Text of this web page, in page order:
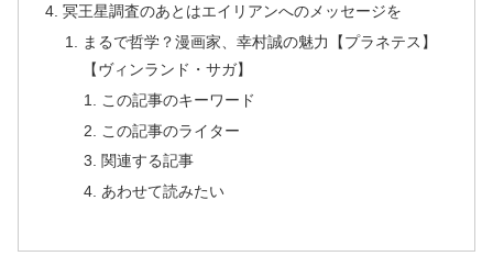
冥王星調査のあとはエイリアンへのメッセージを
まるで哲学？漫画家、幸村誠の魅力【プラネテス】
【ヴィンランド・サガ】
この記事のキーワード
この記事のライター
関連する記事
あわせて読みたい